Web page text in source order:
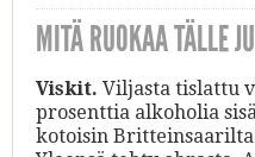
MITÄ RUOKAA TÄLLE
Viskit. Viljasta tislattu
prosenttia alkoholia
kotoisin